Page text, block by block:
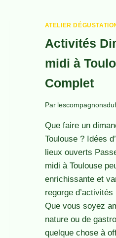
ATELIER
Activités
midi à
Complet
Par
Que faire un
Toulouse ? Idées
lieux ouverts
midi à Toulouse
enrichissante et
regorge
Que vous soyez
nature ou de
quelque chose à